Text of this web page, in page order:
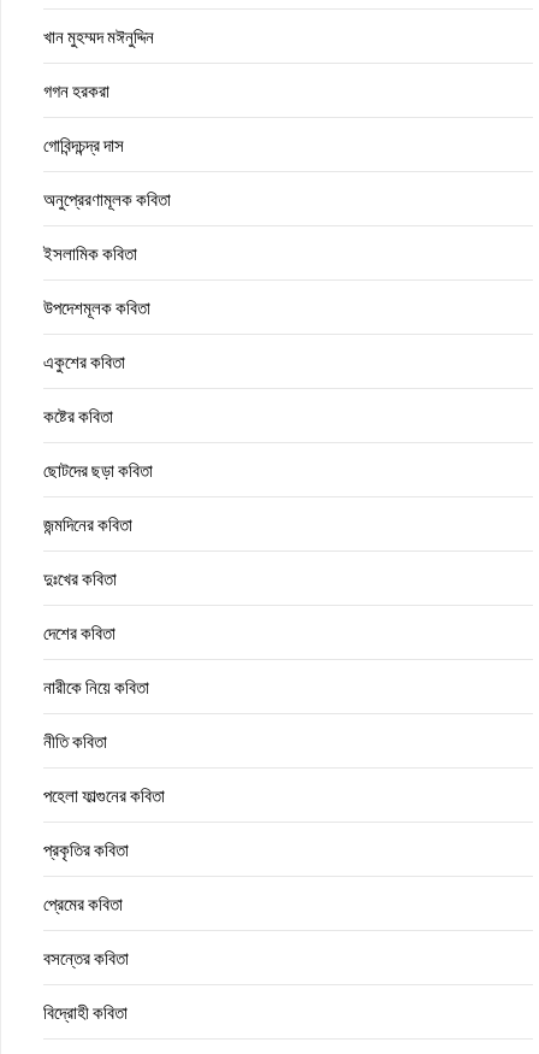
খান মুহম্মদ মঈনুদ্দিন
গগন হরকরা
গোবিন্দচন্দ্র দাস
অনুপ্রেরণামূলক কবিতা
ইসলামিক কবিতা
উপদেশমূলক কবিতা
একুশের কবিতা
কষ্টের কবিতা
ছোটদের ছড়া কবিতা
জন্মদিনের কবিতা
দুঃখের কবিতা
দেশের কবিতা
নারীকে নিয়ে কবিতা
নীতি কবিতা
পহেলা ফাল্গুনের কবিতা
প্রকৃতির কবিতা
প্রেমের কবিতা
বসন্তের কবিতা
বিদ্রোহী কবিতা